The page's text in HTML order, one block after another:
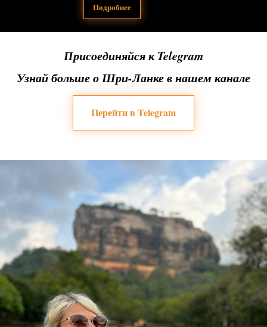
Подробнее
Присоединяйся к Telegram
Узнай больше о Шри-Ланке в нашем канале
Перейти в Telegram